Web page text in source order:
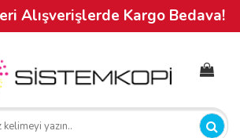
Alışverişlerde Kargo Bedava!